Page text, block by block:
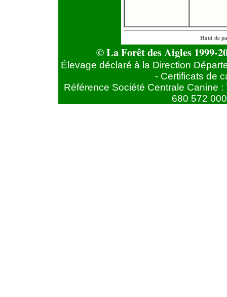
Haut de
© La Forêt des Aigles 1999-
Élevage déclaré à la Direction
- Certificats de
Référence Société Centrale Canine
680 572